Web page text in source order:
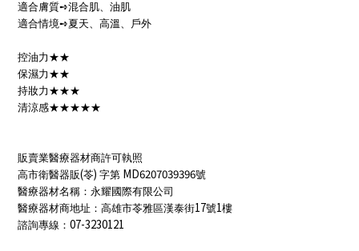
適合膚質➺混合肌、油肌
適合情境➺夏天、高溫、 戶外
控油力★★
保濕力★★
持妝力★★★
清涼感★★★★★
販賣業醫療器材商許可執照
高市衛醫器販(苓) 字第 MD6207039396號
醫療器材名稱：永耀國際有限公司
醫療器材商地址：高雄市苓雅區漢泰街17號1樓
諮詢專線： 07-3230121